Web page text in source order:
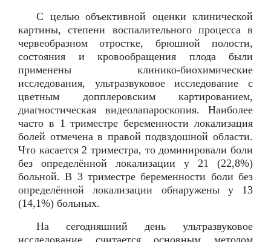
С целью объективной оценки клинической
картины, степени воспалительного процесса в
червеобразном отростке, брюшной полости,
состояния и кровообращения плода были
применены клинико-биохимические
исследования, ультразвуковое исследование с
цветным допплеровским картированием,
диагностическая видеолапароскопия. Наиболее
часто в 1 триместре беременности локализация
болей отмечена в правой подвздошной области.
Что касается 2 триместра, то доминировали боли
без определённой локализации у 21 (22,8%)
больной. В 3 триместре беременности боли без
определённой локализации обнаружены у 13
(14,1%) больных.
На сегодняшний день ультразвуковое
исследование считается основным методом